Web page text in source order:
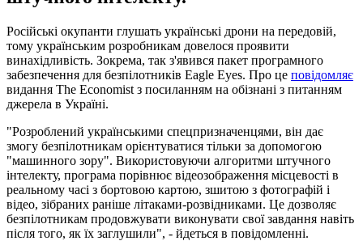
Російські окупанти глушать українські дрони на передовій,
тому українським розробникам довелося проявити
винахідливість. Зокрема, так з'явився пакет програмного
забезпечення для безпілотників Eagle Eyes. Про це повідомляє
видання The Economist з посиланням на обізнані з питанням
джерела в Україні.
"Розроблений українськими спецпризначенцями, він дає
змогу безпілотникам орієнтуватися тільки за допомогою
"машинного зору". Використовуючи алгоритми штучного
інтелекту, програма порівнює відеозображення місцевості в
реальному часі з бортовою картою, зшитою з фотографій і
відео, зібраних раніше літаками-розвідниками. Це дозволяє
безпілотникам продовжувати виконувати свої завдання навіть
після того, як їх заглушили", - йдеться в повідомленні.